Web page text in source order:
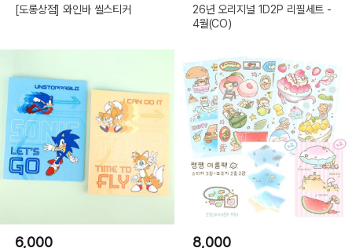
[도롱상점] 와인바 씰스티커
26년 오리지널 1D2P 리필세트 -
4월(CO)
6,000 8,000